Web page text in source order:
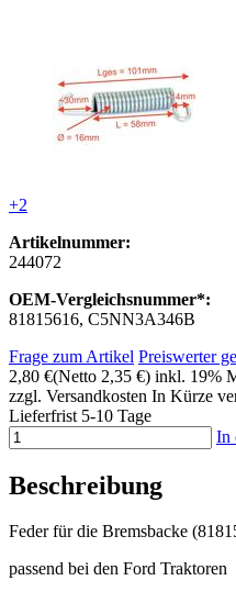
+2
Artikelnummer:
244072
OEM-Vergleichsnummer*:
81815616, C5NN3A346B
Frage zum Artikel Preiswerter
2,80 €(Netto 2,35 €) inkl. 19%
zzgl. Versandkosten In Kürze
Lieferfrist 5-10 Tage
In
Beschreibung
Feder für die Bremsbacke
passend bei den Ford Traktoren